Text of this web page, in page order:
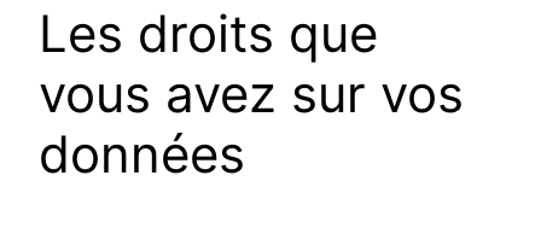
Les droits que
vous avez sur vos
données